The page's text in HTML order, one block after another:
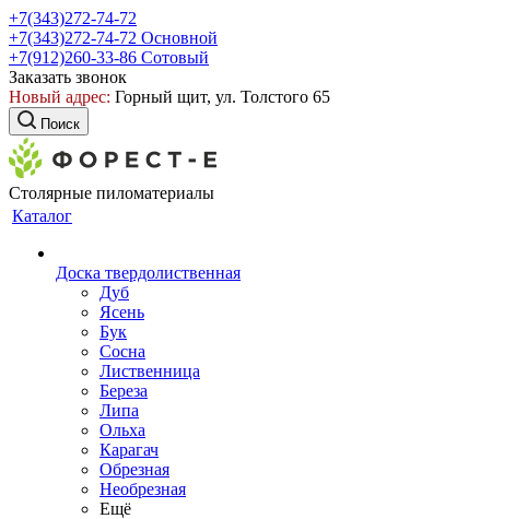
+7(343)272-74-72
+7(343)272-74-72 Основной
+7(912)260-33-86 Сотовый
Заказать звонок
Новый адрес: Горный щит, ул. Толстого 65
Поиск
Столярные пиломатериалы
Каталог
Доска твердолиственная
Дуб
Ясень
Бук
Сосна
Лиственница
Береза
Липа
Ольха
Карагач
Обрезная
Необрезная
Ещё